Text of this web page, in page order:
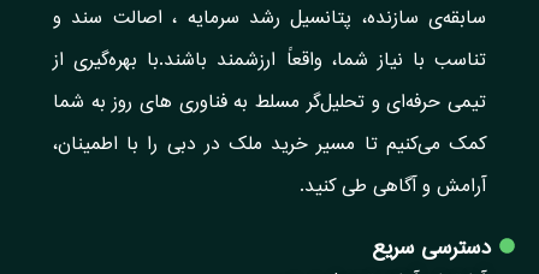
سابقه‌ی سازنده، پتانسیل رشد سرمایه ، اصالت سند و
تناسب با نیاز شما، واقعاً ارزشمند باشند.با بهره‌گیری از
تیمی حرفه‌ای و تحلیل‌گر مسلط به فناوری های روز به شما
کمک می‌کنیم تا مسیر خرید ملک در دبی را با اطمینان،
آرامش و آگاهی طی کنید.
دسترسی سریع